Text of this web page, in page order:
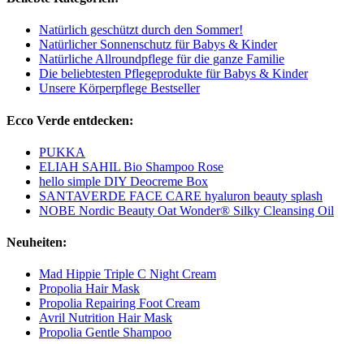
Natürlich geschützt durch den Sommer!
Natürlicher Sonnenschutz für Babys & Kinder
Natürliche Allroundpflege für die ganze Familie
Die beliebtesten Pflegeprodukte für Babys & Kinder
Unsere Körperpflege Bestseller
Ecco Verde entdecken:
PUKKA
ELIAH SAHIL Bio Shampoo Rose
hello simple DIY Deocreme Box
SANTAVERDE FACE CARE hyaluron beauty splash
NOBE Nordic Beauty Oat Wonder® Silky Cleansing Oil
Neuheiten:
Mad Hippie Triple C Night Cream
Propolia Hair Mask
Propolia Repairing Foot Cream
Avril Nutrition Hair Mask
Propolia Gentle Shampoo